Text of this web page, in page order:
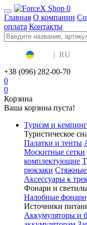
0
Главная О компании
оплата Контакты
| RU
+38 (096) 282-00-70
0
0
Корзина
Ваша корзина пуста!
Туризм и кемпинг
Туристическое
Палатки и тенты
Москитные сетки
комплектующие
рюкзаки
Аксессуары к
Фонари и
Налобные фонари
Источники
Аккумуляторы и